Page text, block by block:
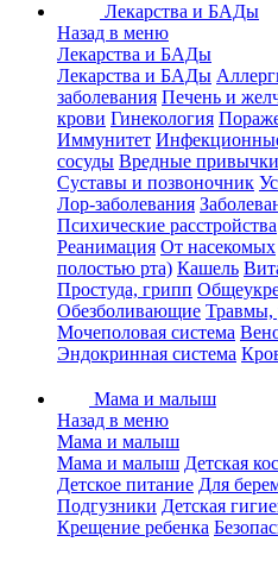
Лекарства и БАДы
Назад в меню
Лекарства и БАДы
Лекарства и БАДы
заболевания Печень и
крови Гинекология
Иммунитет
сосуды Вредные привычки
Суставы и позвоночник
Лор-заболевания
Психические расстройства
Реанимация От насекомых
полостью рта) Кашель
Простуда, грипп
Обезболивающие Травмы,
Мочеполовая система
Эндокринная система
Мама и малыш
Назад в меню
Мама и малыш
Мама и малыш Детская
Детское питание Для
Подгузники Детская
Крещение ребенка